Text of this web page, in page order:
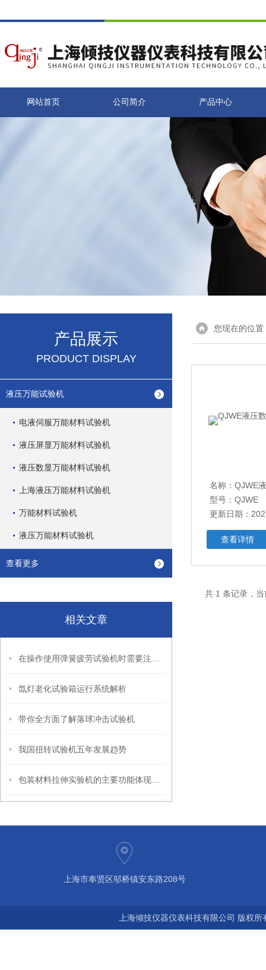
网站首页 公司简介 产品中心
产品展示
PRODUCT DISPLAY
液压万能试验机
电液伺服万能材料试验机
液压屏显万能材料试验机
液压数显万能材料试验机
上海液压万能材料试验机
万能材料试验机
液压万能材料试验机
查看更多
相关文章
氙灯老化试验箱运行系统解析
带你全方面了解落球冲击试验机
我国扭转试验机五年发展趋势
您现在的位置
名称： QJWE液
型号：QJWE
更新日期：
查看详情
共 1 条记录，
上海市奉贤区邬桥镇安东路208号
上海倾技仪器仪表科技有限公司 版权